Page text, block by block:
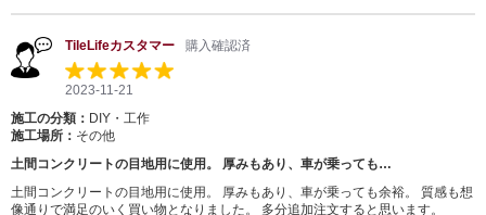
TileLifeカスタマー 購入確認済
2023-11-21
施工の分類： DIY・工作
施工場所： その他
土間コンクリートの目地用に使用。 厚みもあり、車が乗っても…
土間コンクリートの目地用に使用。 厚みもあり、車が乗っても余裕。 質感も想
像通りで満足のいく買い物となりました。 多分追加注文すると思います。